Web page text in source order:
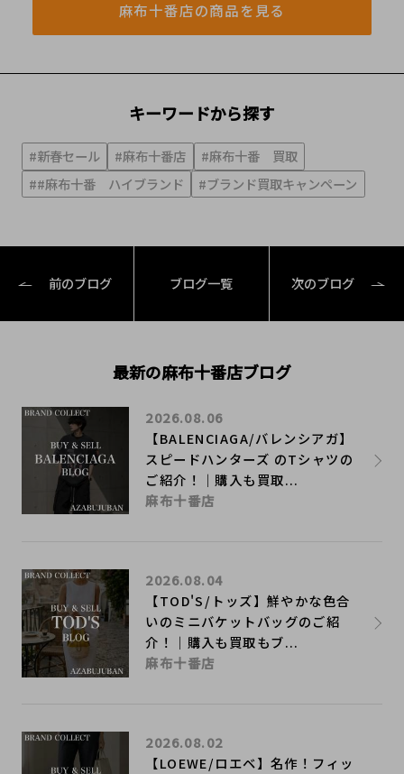
麻布十番店の商品を見る
キーワードから探す
#新春セール #麻布十番店
#麻布十番 買取
##麻布十番 ハイブランド
#ブランド買取キャンペーン
前のブログ ブログ一覧 次のブログ
最新の麻布十番店ブログ
【BALENCIAGA/バレンシアガ】
スピードハンターズ のTシャツの
ご紹介！｜購入も買取...
2026.08.06
麻布十番店
【TOD'S/トッズ】鮮やかな色合
いのミニバケットバッグのご紹
介！｜購入も買取もブ...
2026.08.04
麻布十番店
【LOEWE/ロエベ】名作！フィッ
2026.08.02